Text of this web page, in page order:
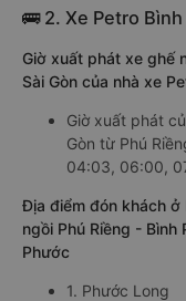
🚌 2. Xe Petro
Giờ xuất phát xe ghế
Sài Gòn của nhà xe
Giờ xuất phát
Gòn từ Phú
04:03, 06:00,
Địa điểm đón khách ở
ngồi Phú Riềng - Bình
Phước
1. Phước Long